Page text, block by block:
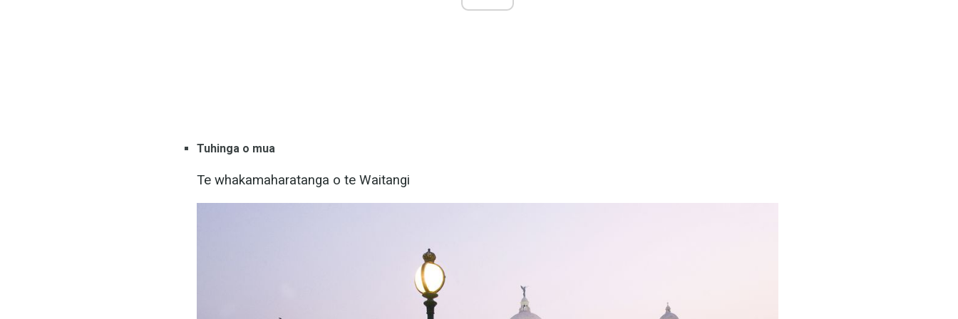
Tuhinga o mua
Te whakamaharatanga o te Waitangi